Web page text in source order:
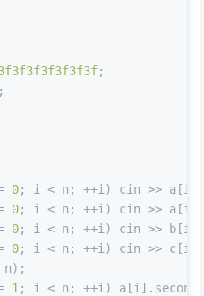
;
0; i < n; ++i) cin >>
0; i < n; ++i) cin >>
0; i < n; ++i) cin >> b[i];
0; i < n; ++i) cin >> c[i];
n);
1 ; i < n; ++i)